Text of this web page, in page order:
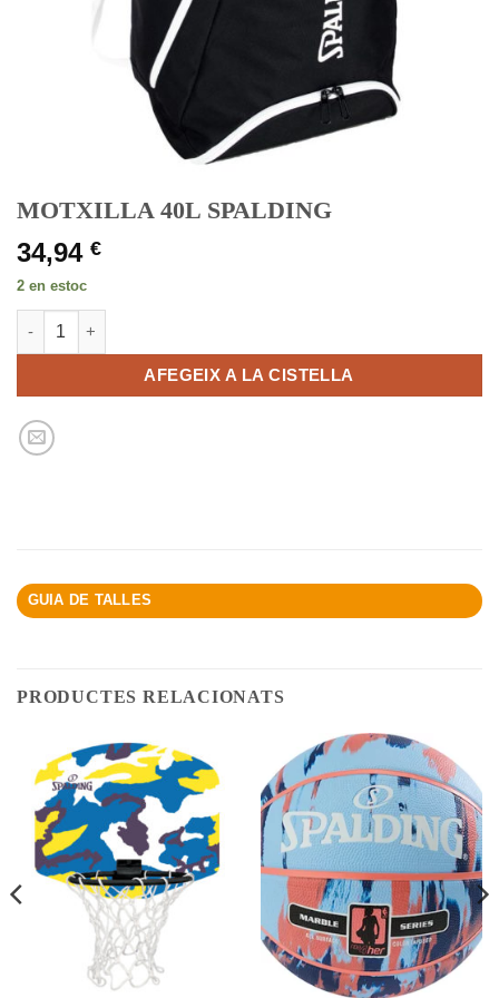
MOTXILLA 40L SPALDING
34,94 €
2 en estoc
quantitat de MOTXILLA 40L SPALDING
AFEGEIX A LA CISTELLA
GUIA DE TALLES
PRODUCTES RELACIONATS